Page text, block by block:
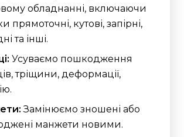
обладнанні, включаючи
прямоточні, кутові, запірні,
та інші.
Усуваємо пошкодження
тріщини, деформації,
Замінюємо зношені або
манжети новими.